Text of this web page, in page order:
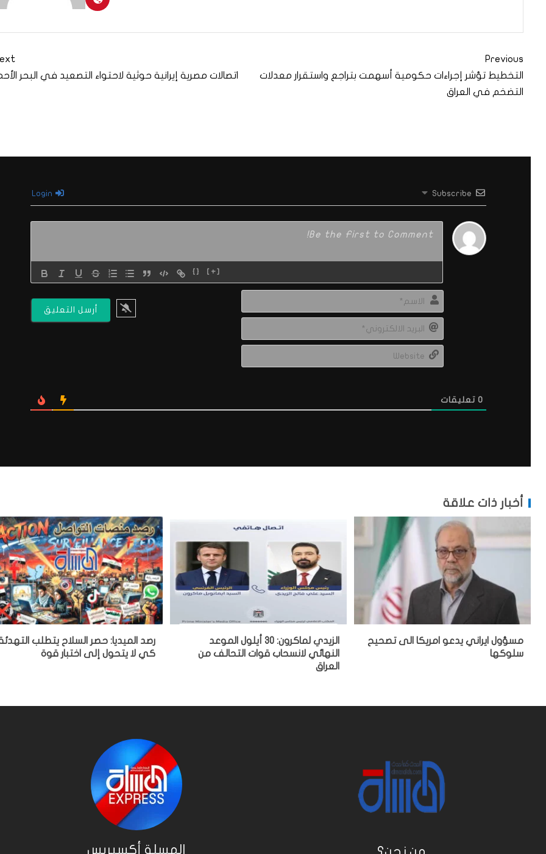
Previous
التخطيط تؤشر إجراءات حكومية أسهمت بتراجع واستقرار معدلات
التضخم في العراق
اتصالات مصرية إيرانية حوثية لاحتواء التصعيد في البحر
Subscribe
{} [+]
0 تعليقات
أخبار ذات علاقة
مسؤول ايراني يدعو امريكا الى تصحيح
سلوكها
الزيدي لماكرون: 30 أيلول الموعد
النهائي لانسحاب قوات التحالف من
العراق
رصد الميديا: حصر السلاح يتطلب
كي لا يتحول إلى اختبار قوة
المسلة أكسبريس